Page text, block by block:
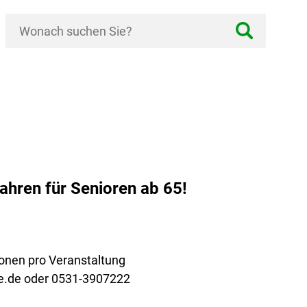
für Senioren ab 65!
pro Veranstaltung
oder 0531-3907222